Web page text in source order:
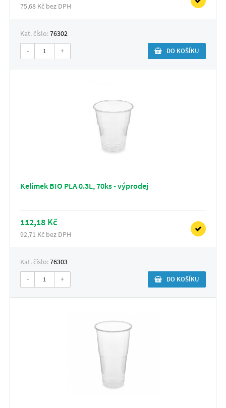
75,68 Kč bez DPH
Kat. číslo:76302
- + DO KOŠÍKU
Kelímek BIO PLA 0.3L, 70ks - výprodej
112,18 Kč
92,71 Kč bez DPH
Kat. číslo:76303
- + DO KOŠÍKU